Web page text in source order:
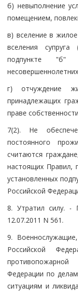
б) невыполнение
помещением,
в) вселение в
вселения супруга
подпункте "б"
г) отчуждение
принадлежащих
праве
7(2). Не
постоянного
считаются
настоящих Правил,
установленных
Российской
8. Утратил силу. -
12.07.2011 N 561.
9.
Российской
Федерации по
ситуациям и